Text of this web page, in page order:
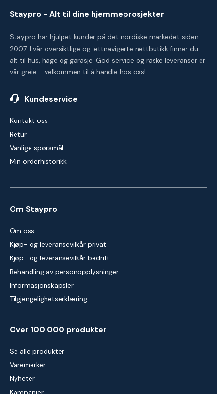
Staypro - Alt til dine hjemmeprosjekter
Staypro har hjulpet kunder på det nordiske markedet siden
2007. I vår oversiktlige og lettnavigerte nettbutikk finner du
alt til hus, hage og garasje. God service og raske leveranser er
vår greie - velkommen til å handle hos oss!
Kundeservice
Kontakt oss
Retur
Vanlige spørsmål
Min orderhistorikk
Om Staypro
Om oss
Kjøp- og leveransevilkår privat
Kjøp- og leveransevilkår bedrift
Behandling av personopplysninger
Informasjonskapsler
Tilgjengelighetserklæring
Over 100 000 produkter
Se alle produkter
Varemerker
Nyheter
Kampanjer